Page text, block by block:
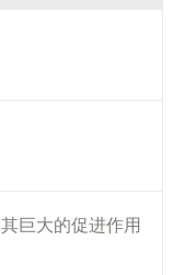
巨大的促进作用